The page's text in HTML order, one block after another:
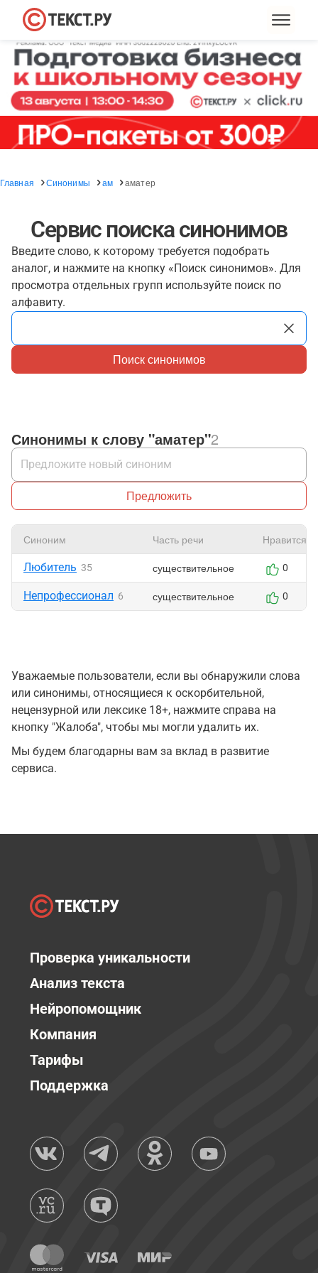
Главная Синонимы ам аматер
Сервис поиска синонимов
Введите слово, к которому требуется подобрать
аналог, и нажмите на кнопку «Поиск синонимов». Для
просмотра отдельных групп используйте поиск по
алфавиту.
Поиск синонимов
Синонимы к слову "аматер"2
Предложить
Синоним Часть речи Нравится
Любитель 35 существительное 0
Непрофессионал 6 существительное 0
Уважаемые пользователи, если вы обнаружили слова
или синонимы, относящиеся к оскорбительной,
нецензурной или лексике 18+, нажмите справа на
кнопку "Жалоба", чтобы мы могли удалить их.
Мы будем благодарны вам за вклад в развитие
сервиса.
Проверка уникальности
Анализ текста
Нейропомощник
Компания
Тарифы
Поддержка